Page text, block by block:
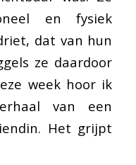
en fysiek
dat van hun
ze daardoor
week hoor ik
van een
Het grijpt